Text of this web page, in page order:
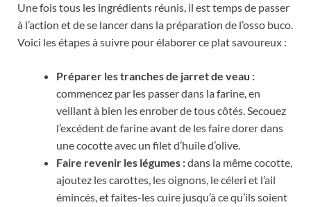
Une fois tous les ingrédients réunis, il est temps de passer
à l’action et de se lancer dans la préparation de l’osso buco.
Voici les étapes à suivre pour élaborer ce plat savoureux :
Préparer les tranches de jarret de veau :
commencez par les passer dans la farine, en
veillant à bien les enrober de tous côtés. Secouez
l’excédent de farine avant de les faire dorer dans
une cocotte avec un filet d’huile d’olive.
Faire revenir les légumes :dans la même cocotte,
ajoutez les carottes, les oignons, le céleri et l’ail
émincés, et faites-les cuire jusqu’à ce qu’ils soient